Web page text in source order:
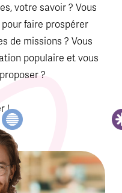
votre savoir ? Vous
faire prospérer
de missions ? Vous
populaire et vous
?
!